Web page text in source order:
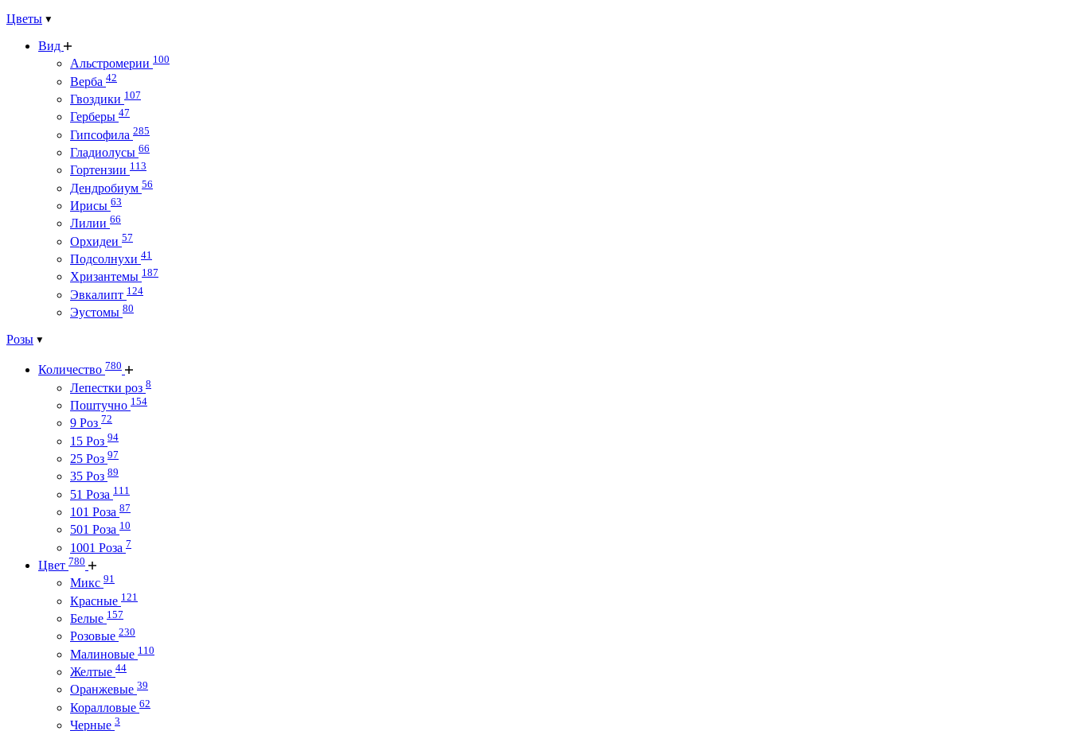
Цветы
Вид
Альстромерии 100
Верба 42
Гвоздики 107
Герберы 47
Гипсофила 285
Гладиолусы 66
Гортензии 113
Дендробиум 56
Ирисы 63
Лилии 66
Орхидеи 57
Подсолнухи 41
Хризантемы 187
Эвкалипт 124
Эустомы 80
Розы
Количество 780
Лепестки роз 8
Поштучно 154
9 Роз 72
15 Роз 94
25 Роз 97
35 Роз 89
51 Роза 111
101 Роза 87
501 Роза 10
1001 Роза 7
Цвет 780
Микс 91
Красные 121
Белые 157
Розовые 230
Малиновые 110
Желтые 44
Оранжевые 39
Коралловые 62
Черные 3